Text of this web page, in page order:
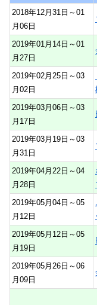
2018年12月31日～01
月06日
2019年01月14日～01
月27日
2019年02月25日～03
月02日
2019年03月06日～03
月17日
2019年03月19日～03
月31日
2019年04月22日～04
月28日
2019年05月04日～05
月12日
2019年05月12日～05
月19日
2019年05月26日～06
月09日